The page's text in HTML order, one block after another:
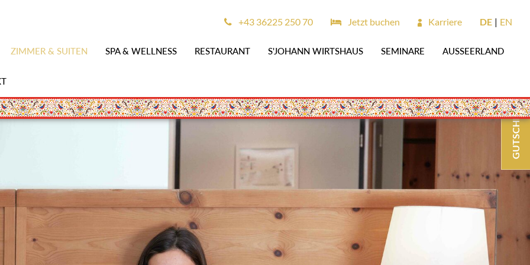
ZIMMER & SUITEN SPA & WELLNESS RESTAURANT S'JOHANN WIRTSHAUS SEMINARE AUSSEERLAND
+43 36225 250 70 Jetzt buchen Karriere DE EN
GUTSCHEINE